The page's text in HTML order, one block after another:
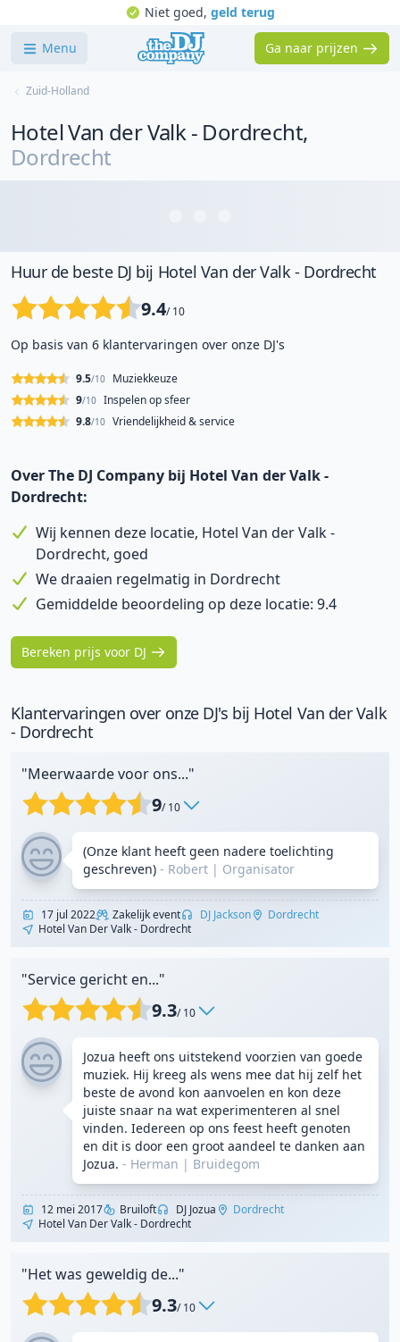
Niet goed, geld terug
Menu Ga naar prijzen
Zuid-Holland
Hotel Van der Valk - Dordrecht,
Dordrecht
Huur de beste DJ bij Hotel Van der Valk - Dordrecht
9.4/ 10
Op basis van 6 klantervaringen over onze DJ's
Muziekkeuze
9.5/10
Inspelen op sfeer
9/10
Vriendelijkheid & service
9.8/10
Over The DJ Company bij Hotel Van der Valk -
Dordrecht:
Wij kennen deze locatie, Hotel Van der Valk -
Dordrecht, goed
We draaien regelmatig in Dordrecht
Gemiddelde beoordeling op deze locatie: 9.4
Bereken prijs voor DJ
Klantervaringen over onze DJ's bij Hotel Van der Valk
- Dordrecht
"Meerwaarde voor ons..."
9/ 10
(Onze klant heeft geen nadere toelichting
geschreven) - Robert | Organisator
17 jul 2022 Zakelijk event DJ Jackson
Dordrecht
Hotel Van Der Valk - Dordrecht
"Service gericht en..."
9.3/ 10
Jozua heeft ons uitstekend voorzien van goede
muziek. Hij kreeg als wens mee dat hij zelf het
beste de avond kon aanvoelen en kon deze
juiste snaar na wat experimenteren al snel
vinden. Iedereen op ons feest heeft genoten
en dit is door een groot aandeel te danken aan
Jozua. - Herman | Bruidegom
12 mei 2017 Bruiloft DJ Jozua
Dordrecht
Hotel Van Der Valk - Dordrecht
"Het was geweldig de..."
9.3/ 10